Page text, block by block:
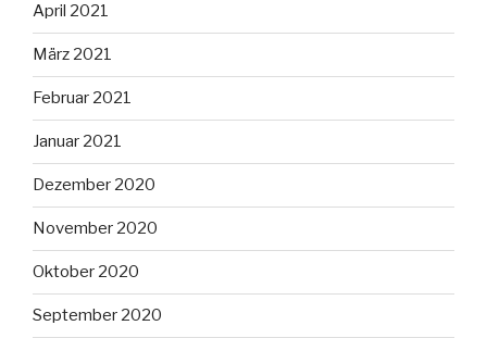
April 2021
März 2021
Februar 2021
Januar 2021
Dezember 2020
November 2020
Oktober 2020
September 2020